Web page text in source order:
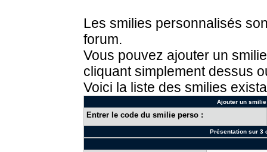
Les smilies personnalisés
forum.
Vous pouvez ajouter un
cliquant simplement dessus
Voici la liste des smilies
Ajouter un
Entrer le code du smilie perso :
Présentation sur 3